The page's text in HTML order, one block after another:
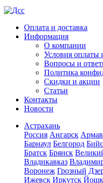
Оплата и доставка
Информация
О компании
Условия оплаты
Вопросы и
Политика
Скидки и акции
Статьи
Контакты
Новости
Астрахань
Россия Ангарск
Барнаул Белгород
Братск Брянск
Владикавказ
Воронеж Грозный
Ижевск Иркутск